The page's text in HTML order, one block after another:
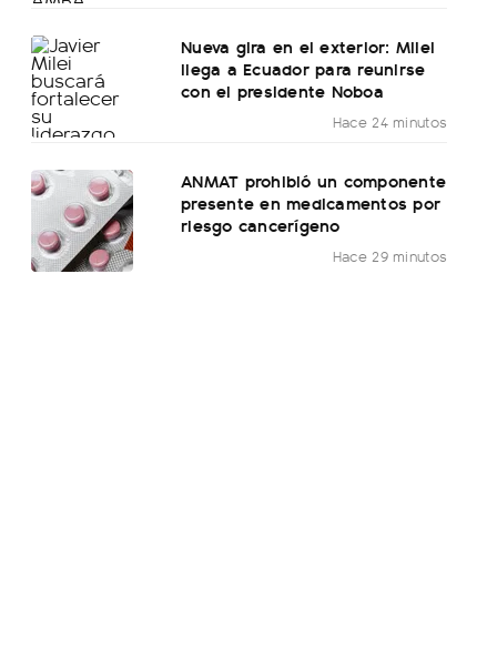
Nueva gira en el exterior: Milei
llega a Ecuador para reunirse
con el presidente Noboa
Hace 24 minutos
ANMAT prohibió un componente
presente en medicamentos por
riesgo cancerígeno
Hace 29 minutos